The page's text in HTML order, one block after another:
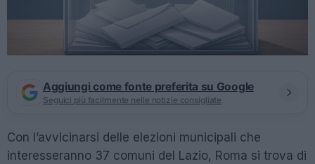
Aggiungi come fonte preferita su Google
Seguici più facilmente nelle notizie consigliate
Con l’avvicinarsi delle elezioni municipali che
interesseranno 37 comuni del Lazio, Roma si trova di